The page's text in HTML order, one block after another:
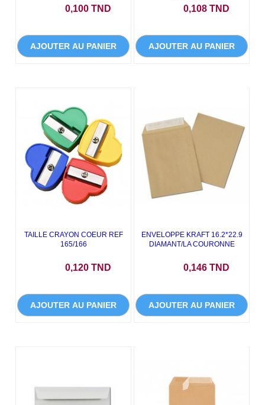
0,100 TND
AJOUTER AU PANIER
0,108 TND
AJOUTER AU PANIER
TAILLE CRAYON COEUR REF
165/166
0,120 TND
AJOUTER AU PANIER
ENVELOPPE KRAFT 16.2*22.9
DIAMANT/LA COURONNE
0,146 TND
AJOUTER AU PANIER